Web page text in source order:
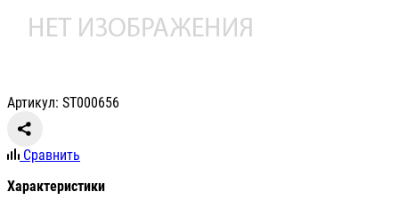
Артикул: ST000656
Сравнить
Характеристики